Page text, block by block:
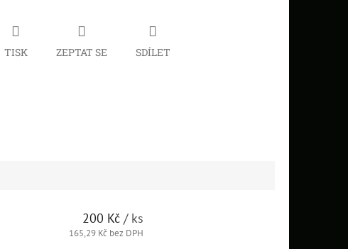
TISK ZEPTAT SE SDÍLET
200 Kč / ks
165,29 Kč bez DPH